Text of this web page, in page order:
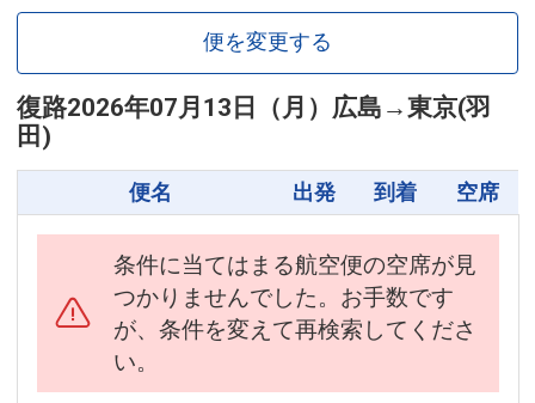
便を変更する
復路2026年07月13日（月） 広島 →東京(羽
田)
便名 出発 到着 空席
条件に当てはまる航空便の空席が見
つかりませんでした。お手数です
が、条件を変えて再検索してくださ
い。